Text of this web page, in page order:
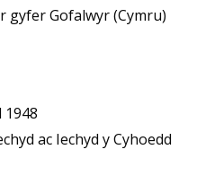
gyfer Gofalwyr (Cymru)
1948
ac Iechyd y Cyhoedd